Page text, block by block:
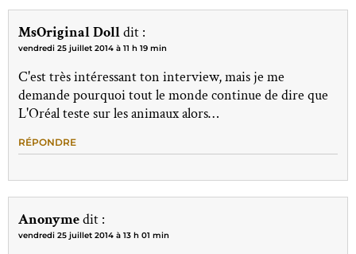
MsOriginal Dolldit :
vendredi 25 juillet 2014 à 11 h 19 min
C'est très intéressant ton interview, mais je me
demande pourquoi tout le monde continue de dire que
L'Oréal teste sur les animaux alors…
RÉPONDRE
Anonymedit :
vendredi 25 juillet 2014 à 13 h 01 min